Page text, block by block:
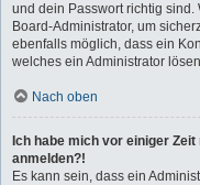
und dein Passwort richtig
Board-Administrator, um
ebenfalls möglich, dass ein
welches ein Administrator
Nach oben
Ich habe mich vor einiger
anmelden?!
Es kann sein, dass ein